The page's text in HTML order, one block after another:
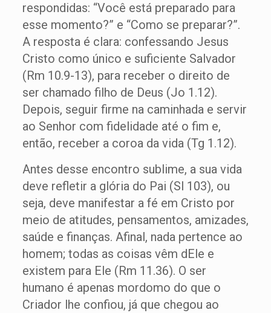
respondidas: “Você está preparado para
esse momento?” e “Como se preparar?”.
A resposta é clara: confessando Jesus
Cristo como único e suficiente Salvador
(Rm 10.9-13), para receber o direito de
ser chamado filho de Deus (Jo 1.12).
Depois, seguir firme na caminhada e servir
ao Senhor com fidelidade até o fim e,
então, receber a coroa da vida (Tg 1.12).
Antes desse encontro sublime, a sua vida
deve refletir a glória do Pai (Sl 103), ou
seja, deve manifestar a fé em Cristo por
meio de atitudes, pensamentos, amizades,
saúde e finanças. Afinal, nada pertence ao
homem; todas as coisas vêm dEle e
existem para Ele (Rm 11.36). O ser
humano é apenas mordomo do que o
Criador lhe confiou, já que chegou ao